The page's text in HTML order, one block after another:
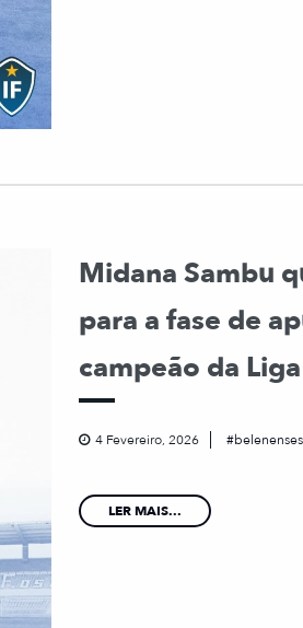
Midana Sambu
para a fase de
campeão da
4 Fevereiro, 2026 belenenses
LER MAIS...